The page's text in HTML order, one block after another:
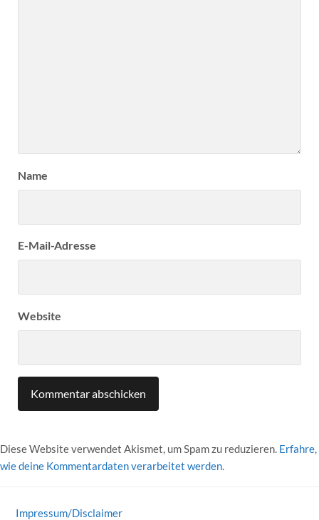
Name
E-Mail-Adresse
Website
Diese Website verwendet Akismet, um Spam zu reduzieren. Erfahre,
wie deine Kommentardaten verarbeitet werden.
Impressum/Disclaimer